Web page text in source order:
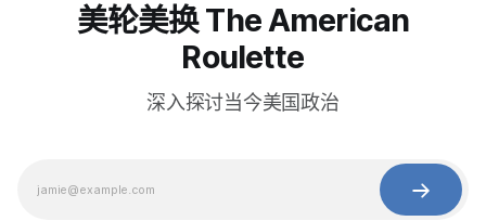
美轮美换 The American
Roulette
深入探讨当今美国政治